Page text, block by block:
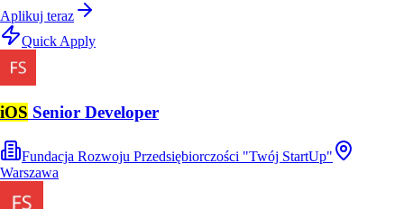
Aplikuj teraz
Quick Apply
iOS Senior Developer
Fundacja Rozwoju Przedsiębiorczości "Twój StartUp"
Warszawa